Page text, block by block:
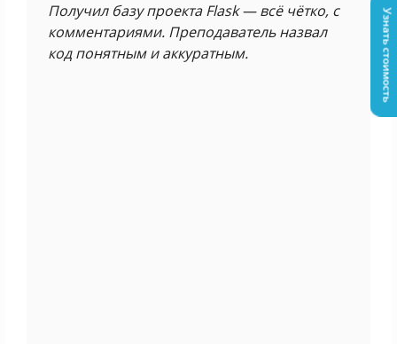
Получил базу проекта Flask — всё чётко, с
комментариями. Преподаватель назвал
код понятным и аккуратным.
Узнать стоимость